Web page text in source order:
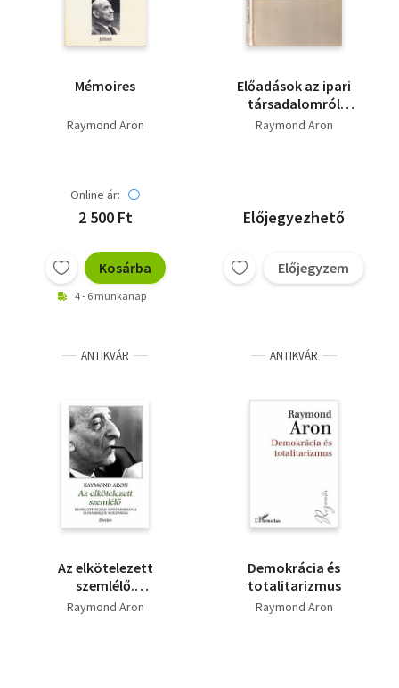
Mémoires
Raymond Aron
Online ár:
2 500 Ft
Kosárba
4 - 6 munkanap
Előadások az ipari
társadalomról
(számozott, zárt
Raymond Aron
Előjegyezhető
Előjegyzem
ANTIKVÁR
Az elkötelezett
szemlélő.
Beszélgetések Jean-
Raymond Aron
ANTIKVÁR
Demokrácia és
totalitarizmus
Raymond Aron